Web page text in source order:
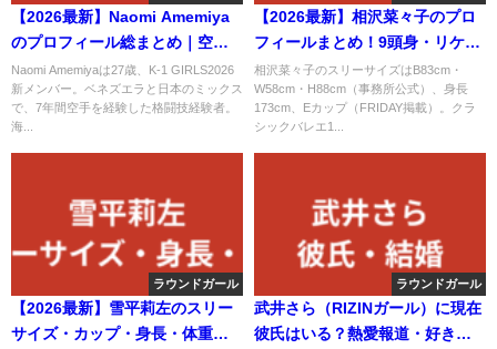
【2026最新】Naomi Amemiya
のプロフィール総まとめ｜空手7
年・国際的ルーツを持つK-1
GIRLS 2026を解説
Naomi Amemiyaは27歳、K-1 GIRLS2026
新メンバー。ベネズエラと日本のミックス
で、7年間空手を経験した格闘技経験者。
海...
【2026最新】相沢菜々子のプロ
フィールまとめ！9頭身・リケジ
ョ・軟体の秘密を解説
相沢菜々子のスリーサイズはB83cm・
W58cm・H88cm（事務所公式）、身長
173cm、Eカップ（FRIDAY掲載）。クラ
シックバレエ1...
ラウンドガール
【2026最新】雪平莉左のスリー
サイズ・カップ・身長・体重｜
ラウンドガール
武井さら（RIZINガール）に現在
彼氏はいる？熱愛報道・好きな